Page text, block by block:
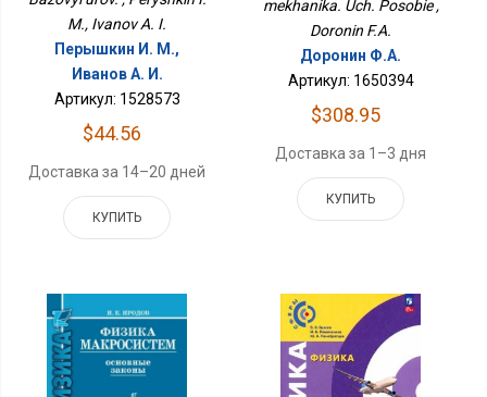
M., Ivanov A. I.
Перышкин И. М.,
Иванов А. И.
Артикул: 1528573
$44.56
Доставка за 14–20 дней
КУПИТЬ
mekhanika. Uch. Posobie ,
Doronin F.A.
Доронин Ф.А.
Артикул: 1650394
$308.95
Доставка за 1–3 дня
КУПИТЬ